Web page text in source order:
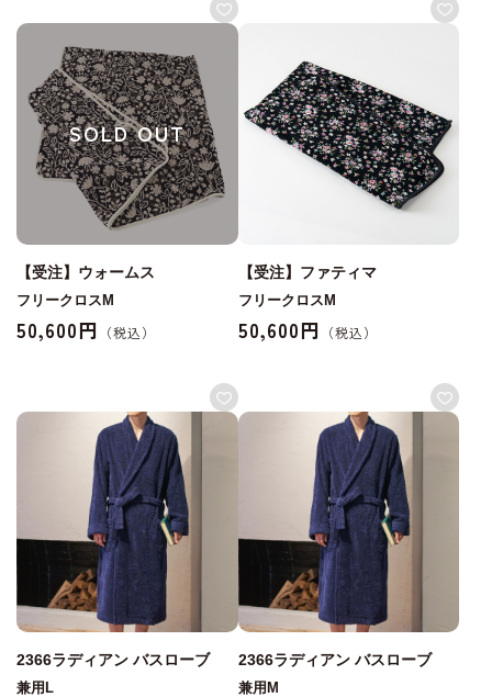
SOLD OUT
【受注】ウォームス
フリークロスM
50,600円
【受注】ファティマ
フリークロスM
50,600円
2366ラディアン バスローブ
兼用L
2366ラディアン バスローブ
兼用M